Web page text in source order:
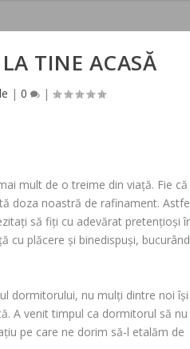
TINE ACASĂ
| 0 |
mult de o treime din viață. Fie că
doza noastră de rafinament.
să fiți cu adevărat pretențioși
cu plăcere și binedispuși,
dormitorului, nu mulți dintre noi
A venit timpul ca dormitorul să nu
pe care ne dorim să-l etalăm de